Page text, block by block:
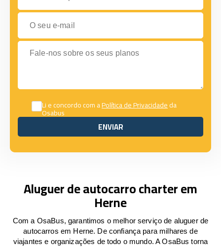
O seu e-mail
Fale-nos sobre os seus planos
Li e concordo com aPolítica de Privacidadeda
Osabus
ENVIAR
ENVIAR
Aluguer de autocarro charter em
Herne
Com a OsaBus, garantimos o melhor serviço de aluguer de
autocarros em Herne. De confiança para milhares de
viajantes e organizações de todo o mundo. A OsaBus torna